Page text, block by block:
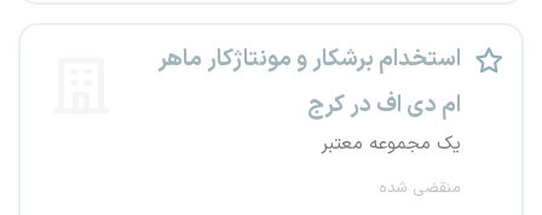
استخدام برشکار و مونتاژکار ماهر
ام دی اف در کرج
یک مجموعه معتبر
منقضی شده